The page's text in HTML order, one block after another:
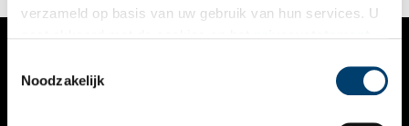
verzameld op basis van uw gebruik van hun services. U
Noodzakelijk
VERHALEN